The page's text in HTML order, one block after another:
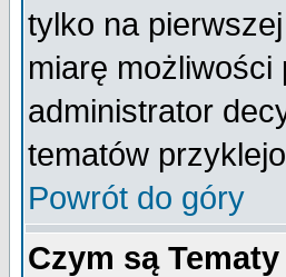
tylko na
miarę możliwości
administrator
tematów
Powrót do góry
Czym są